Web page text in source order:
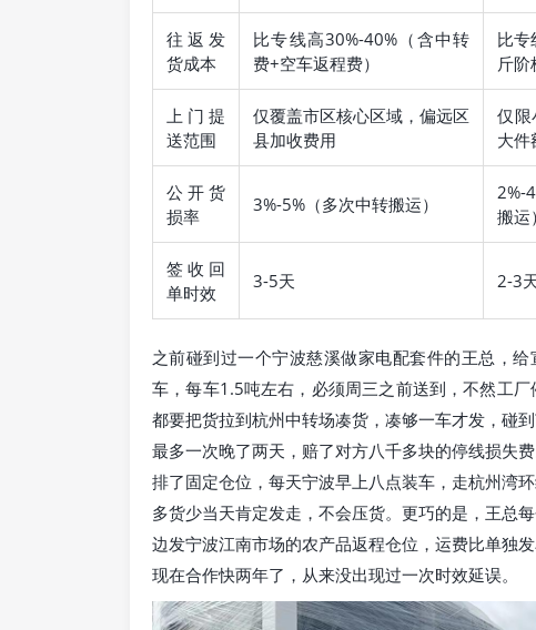
往返发
货成本
比专线高30%-40%（含中转
费+空车返程费）
比专
斤阶
上门提
送范围
仅覆盖市区核心区域，偏远区
县加收费用
仅
大件
公开货
损率
3%-5%（多次中转搬运）
2%-
搬运）
签收回
单时效
3-5天 2-3
之前碰到过一个宁波慈溪做家电配套件的王总，
车，每车1.5吨左右，必须周三之前送到，不然工
都要把货拉到杭州中转场凑货，凑够一车才发，碰
最多一次晚了两天，赔了对方八千多块的停线损失
排了固定仓位，每天宁波早上八点装车，走杭州湾
多货少当天肯定发走，不会压货。更巧的是，王总
边发宁波江南市场的农产品返程仓位，运费比单独
现在合作快两年了，从来没出现过一次时效延误。